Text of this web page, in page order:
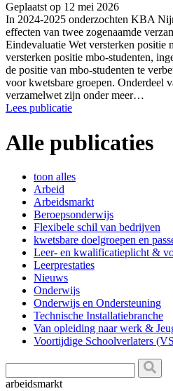
Geplaatst op 12 mei 2026
In 2024-2025 onderzochten KBA
effecten van twee zogenaamde
Eindevaluatie Wet versterken positie
versterken positie mbo-studenten,
de positie van mbo-studenten te
voor kwetsbare groepen. Onderdeel
verzamelwet zijn onder meer…
Lees publicatie
Alle publicaties
toon alles
Arbeid
Arbeidsmarkt
Beroepsonderwijs
Flexibele schil van bedrijven
kwetsbare doelgroepen en
Leer- en kwalificatieplicht &
Leerprestaties
Nieuws
Onderwijs
Onderwijs en Ondersteuning
Technische Installatiebranche
Van opleiding naar werk &
Voortijdige Schoolverlaters
arbeidsmarkt